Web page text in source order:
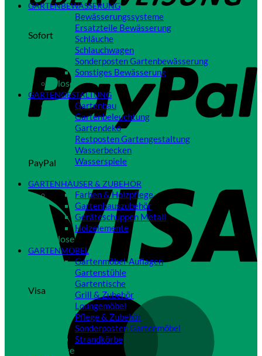
Sofort
PayPal
Visa
GARTENBEWÄSSERUNG
Bewässerungssysteme
Ersatzteile Bewässerung
Schläuche
Schlauchwagen
Sonderposten Gartenbewässerung
Sonstiges Bewässerung
Close
GARTENGESTALTUNG
Gartenbau
Gartenbeleuchtung
Gartendeko
Restposten Gartengestaltung
Wasserbecken
Wasserspiele
GARTENHÄUSER & ZUBEHÖR
Farben & Holzpflege
Gartenhauszubehör
Geräteschuppen Metall
Holzelemente
Close
GARTENMÖBEL
Gartenmöbel-Auflagen
Gartenstühle
Gartentische
Grill & Zubehör
Loungemöbel
Pflege & Zubehör
Sonderposten Gartenmöbel
Strandkörbe
Close